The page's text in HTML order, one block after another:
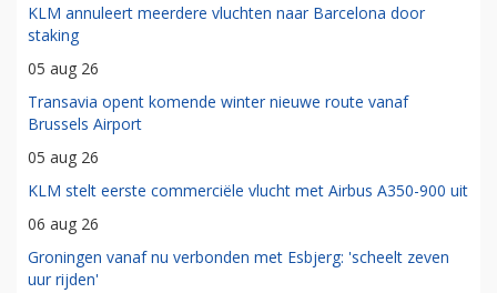
KLM annuleert meerdere vluchten naar Barcelona door
staking
05 aug 26
Transavia opent komende winter nieuwe route vanaf
Brussels Airport
05 aug 26
KLM stelt eerste commerciële vlucht met Airbus A350-900 uit
06 aug 26
Groningen vanaf nu verbonden met Esbjerg: 'scheelt zeven
uur rijden'